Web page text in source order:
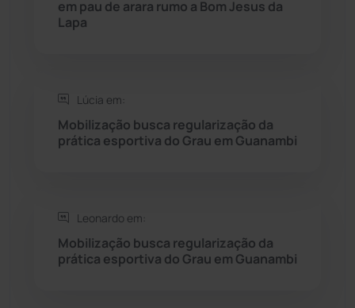
Sebastião Laranjeiras
Sudoeste Baiano
Tanhaçu (425)
em pau de arara rumo a Bom Jesus da
Lapa
Lúcia em:
Mobilização busca regularização da
prática esportiva do Grau em Guanambi
Leonardo em:
Mobilização busca regularização da
prática esportiva do Grau em Guanambi